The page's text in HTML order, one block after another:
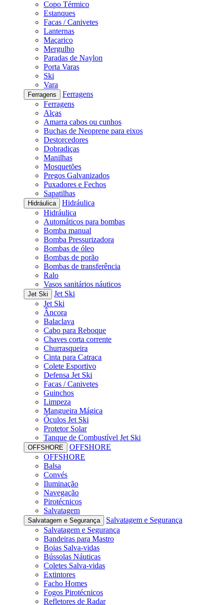
Copo Térmico
Estanques
Facas / Canivetes
Lanternas
Maçarico
Mergulho
Paradas de Naylon
Porta Varas
Ski
Vara
Ferragens
Ferragens
Ferragens
Alças
Amarra cabos ou cunhos
Buchas de Neoprene para eixos
Destorcedores
Dobradiças
Manilhas
Mosquetões
Pregos Galvanizados
Puxadores e Fechos
Sapatilhas
Hidráulica
Hidráulica
Hidráulica
Automáticos para bombas
Bomba manual
Bomba Pressurizadora
Bombas de óleo
Bombas de porão
Bombas de transferência
Ralo
Vasos sanitários náuticos
Jet Ski
Jet Ski
Jet Ski
Âncora
Balaclava
Cabo para Reboque
Chaves corta corrente
Churrasqueira
Cinta para Catraca
Colete Esportivo
Defensa Jet Ski
Facas / Canivetes
Guinchos
Limpeza
Mangueira Mágica
Óculos Jet Ski
Protetor Solar
Tanque de Combustível Jet Ski
OFFSHORE
OFFSHORE
OFFSHORE
Balsa
Convés
Iluminação
Navegação
Pirotécnicos
Salvatagem
Salvatagem e Segurança
Salvatagem e Segurança
Salvatagem e Segurança
Bandeiras para Mastro
Boias Salva-vidas
Bússolas Náuticas
Coletes Salva-vidas
Extintores
Facho Homes
Fogos Pirotécnicos
Refletores de Radar